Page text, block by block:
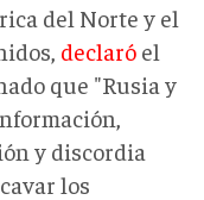
del Norte y el
declaró el
que "Rusia y
y discordia
los